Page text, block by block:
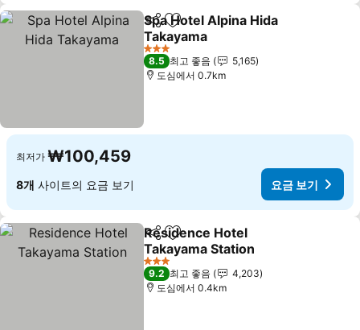
공유 즐겨찾기에 추가
Spa Hotel Alpina Hida
Takayama
요금 보기
3 성급
8.5 최고 좋음
5,165
도심에서 0.7km
최저가 ₩100,459
8개 사이트의 요금 보기 요금 보기
공유 즐겨찾기에 추가
Residence Hotel
Takayama Station
요금 보기
3 성급
9.2 최고 좋음
4,203
도심에서 0.4km